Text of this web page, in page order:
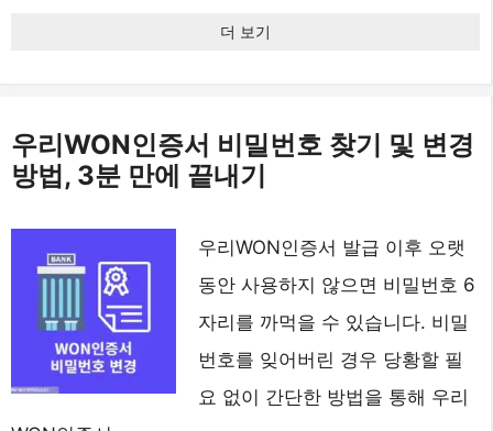
더 보기
우리WON인증서 비밀번호 찾기 및 변경
방법, 3분 만에 끝내기
우리WON인증서 발급 이후 오랫
동안 사용하지 않으면 비밀번호 6
자리를 까먹을 수 있습니다. 비밀
번호를 잊어버린 경우 당황할 필
요 없이 간단한 방법을 통해 우리